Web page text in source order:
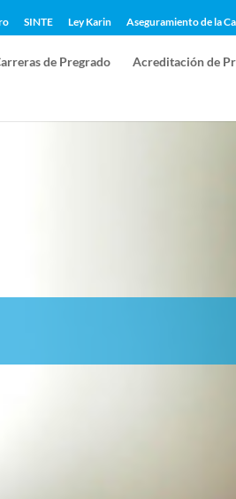
SINTE Ley Karin Aseguramiento de la
de Pregrado Acreditación de